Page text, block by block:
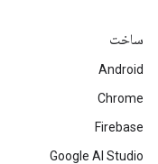
ساخت
Android
Chrome
Firebase
Google AI Studio